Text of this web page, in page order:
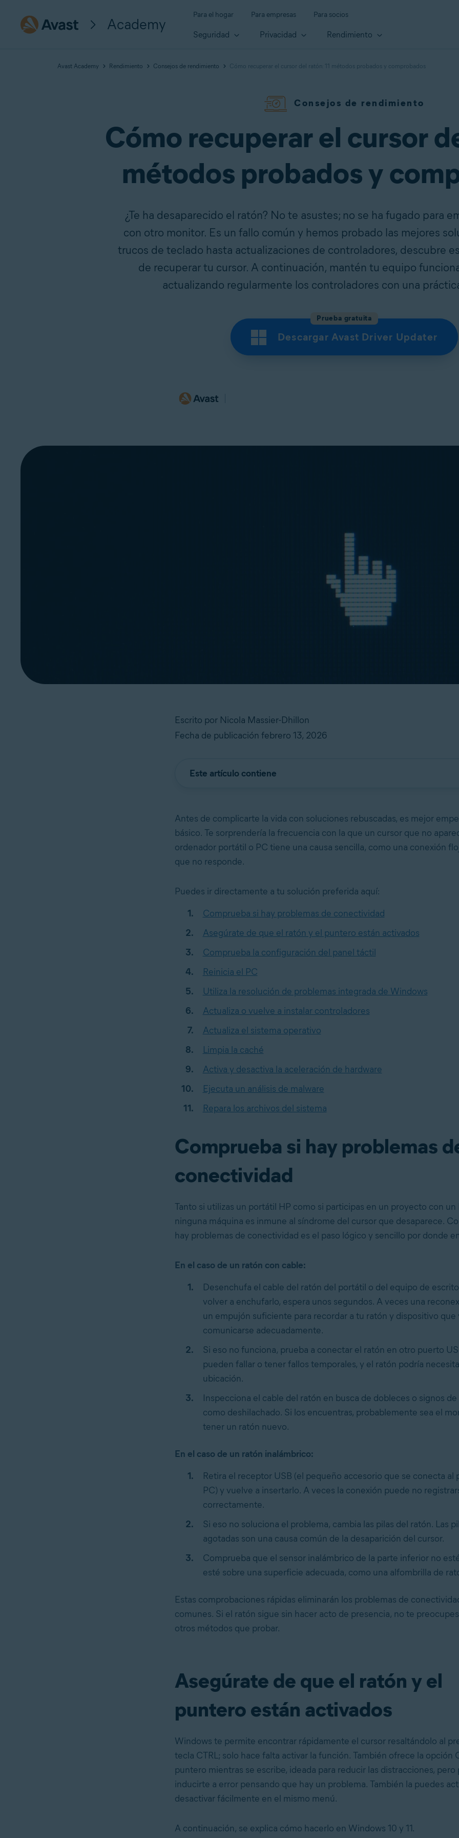
Academy
Para el hogar Para empresas Para socios
Seguridad Privacidad Rendimiento
Avast Academy Rendimiento Consejos de rendimiento Cómo recuperar el cursor del ratón: 11 métodos probados y comprobados
Consejos de rendimiento
Cómo recuperar el cursor
métodos probados y
¿Te ha desaparecido el ratón? No te asustes; no se ha fugado para
con otro monitor. Es un fallo común y hemos probado las mejores
trucos de teclado hasta actualizaciones de controladores, descubre
de recuperar tu cursor. A continuación, mantén tu equipo
actualizando regularmente los controladores con una
Prueba gratuita
Descargar Avast Driver Updater
Escrito por Nicola Massier-Dhillon
Fecha de publicación febrero 13, 2026
Este artículo contiene
Antes de complicarte la vida con soluciones rebuscadas, es mejor
básico. Te sorprendería la frecuencia con la que un cursor que no
ordenador portátil o PC tiene una causa sencilla, como una conexión
que no responde.
Puedes ir directamente a tu solución preferida aquí:
Comprueba si hay problemas de conectividad
Asegúrate de que el ratón y el puntero están activados
Comprueba la configuración del panel táctil
Reinicia el PC
Utiliza la resolución de problemas integrada de Windows
Actualiza o vuelve a instalar controladores
Actualiza el sistema operativo
Limpia la caché
Activa y desactiva la aceleración de hardware
Ejecuta un análisis de malware
Repara los archivos del sistema
Comprueba si hay problemas
conectividad
Tanto si utilizas un portátil HP como si participas en un proyecto con un
ninguna máquina es inmune al síndrome del cursor que desaparece.
hay problemas de conectividad es el paso lógico y sencillo por donde
En el caso de un ratón con cable:
Desenchufa el cable del ratón del portátil o del equipo de
volver a enchufarlo, espera unos segundos. A veces una
un empujón suficiente para recordar a tu ratón y dispositivo que
comunicarse adecuadamente.
Si eso no funciona, prueba a conectar el ratón en otro puerto
pueden fallar o tener fallos temporales, y el ratón podría
ubicación.
Inspecciona el cable del ratón en busca de dobleces o signos de
como deshilachado. Si los encuentras, probablemente sea el
tener un ratón nuevo.
En el caso de un ratón inalámbrico:
Retira el receptor USB (el pequeño accesorio que se conecta al
PC) y vuelve a insertarlo. A veces la conexión puede no
correctamente.
Si eso no soluciona el problema, cambia las pilas del ratón. Las
agotadas son una causa común de la desaparición del cursor.
Comprueba que el sensor inalámbrico de la parte inferior no
esté sobre una superficie adecuada, como una alfombrilla de
Estas comprobaciones rápidas eliminarán los problemas de
comunes. Si el ratón sigue sin hacer acto de presencia, no te
otros métodos que probar.
Asegúrate de que el ratón y el
puntero están activados
Windows te permite encontrar rápidamente el cursor resaltándolo al
tecla CTRL; solo hace falta activar la función. También ofrece la opción
puntero mientras se escribe, ideada para reducir las distracciones, pero
inducirte a error pensando que hay un problema. También la puedes
desactivar fácilmente en el mismo menú.
A continuación, se explica cómo hacerlo en Windows 10 y 11.